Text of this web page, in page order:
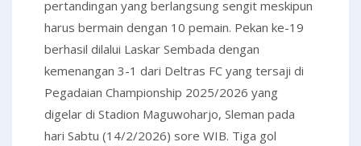
pertandingan yang berlangsung sengit meskipun
harus bermain dengan 10 pemain. Pekan ke-19
berhasil dilalui Laskar Sembada dengan
kemenangan 3-1 dari Deltras FC yang tersaji di
Pegadaian Championship 2025/2026 yang
digelar di Stadion Maguwoharjo, Sleman pada
hari Sabtu (14/2/2026) sore WIB. Tiga gol